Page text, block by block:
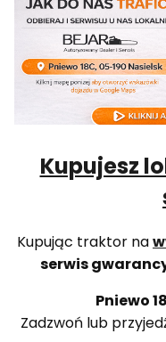
Kupujesz
Kupując traktor na
serwis
Pniewo
Zadzwoń lub